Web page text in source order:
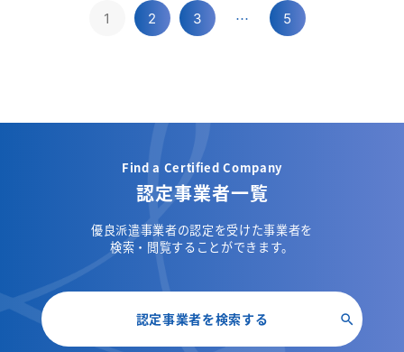
1 2 3 … 5
Find a Certified Company
認定事業者一覧
優良派遣事業者の認定を受けた事業者を
検索・閲覧することができます。
認定事業者を検索する